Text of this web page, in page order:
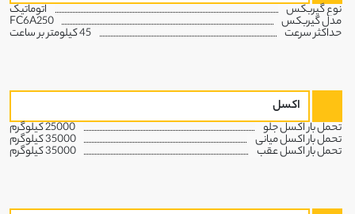
نوع گیربکس اتوماتیک
مدل گیربکس FC6A250
حداکثر سرعت 45 کیلومتر بر ساعت
اکسل
تحمل بار اکسل جلو 25000 کیلوگرم
تحمل بار اکسل میانی 35000 کیلوگرم
تحمل بار اکسل عقب 35000 کیلوگرم